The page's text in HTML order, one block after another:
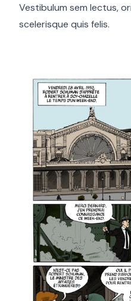
Vestibulum sem lectus,
scelerisque quis felis.